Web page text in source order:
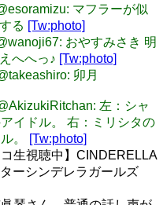
マフラーが似
る [Tw:photo]
おやすみさき 明
へへっ♪ [Tw:photo]
卯月
左：シャ
イドル。 右：ミリシタの
。
[Tw:photo]
コ生視聴中】CINDERELLA
ーシンデレラガールズ